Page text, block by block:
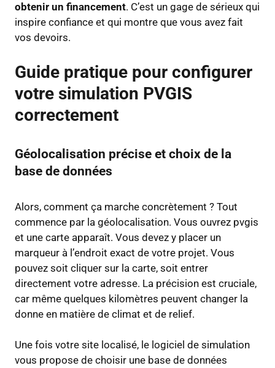
obtenir un financement. C’est un gage de sérieux qui
inspire confiance et qui montre que vous avez fait
vos devoirs.
Guide pratique pour configurer
votre simulation PVGIS
correctement
Géolocalisation précise et choix de la
base de données
Alors, comment ça marche concrètement ? Tout
commence par la géolocalisation. Vous ouvrez pvgis
et une carte apparaît. Vous devez y placer un
marqueur à l’endroit exact de votre projet. Vous
pouvez soit cliquer sur la carte, soit entrer
directement votre adresse. La précision est cruciale,
car même quelques kilomètres peuvent changer la
donne en matière de climat et de relief.
Une fois votre site localisé, le logiciel de simulation
vous propose de choisir une base de données